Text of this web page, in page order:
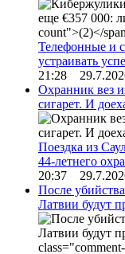
Телефонные и
устраивать
21:28
Охранник вез
сигарет. И
Поездка из
44-летнего
20:37
После
Латвии будут